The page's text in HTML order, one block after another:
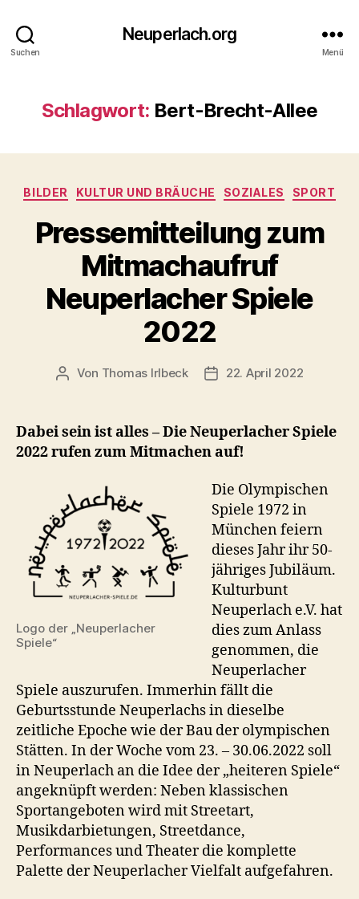
Suchen
Neuperlach.org
Menü
Schlagwort: Bert-Brecht-Allee
Kategorien
BILDER KULTUR UND BRÄUCHE SOZIALES SPORT
Pressemitteilung zum
Mitmachaufruf
Neuperlacher Spiele
2022
Beitragsautor
Von Thomas Irlbeck Veröffentlichungsdatum
22. April 2022
Dabei sein ist alles – Die Neuperlacher Spiele
2022 rufen zum Mitmachen auf!
Logo der „Neuperlacher
Spiele“
Die Olympischen
Spiele 1972 in
München feiern
dieses Jahr ihr 50-
jähriges Jubiläum.
Kulturbunt
Neuperlach e.V. hat
dies zum Anlass
genommen, die
Neuperlacher
Spiele auszurufen. Immerhin fällt die
Geburtsstunde Neuperlachs in dieselbe
zeitliche Epoche wie der Bau der olympischen
Stätten. In der Woche vom 23. – 30.06.2022 soll
in Neuperlach an die Idee der „heiteren Spiele“
angeknüpft werden: Neben klassischen
Sportangeboten wird mit Streetart,
Musikdarbietungen, Streetdance,
Performances und Theater die komplette
Palette der Neuperlacher Vielfalt aufgefahren.